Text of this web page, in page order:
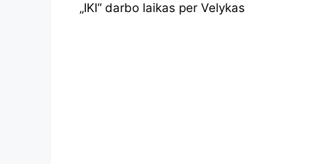
„IKI“ darbo laikas per Velykas